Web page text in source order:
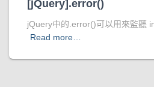
[jQuery].error()
jQuery中的.error()可以用來監聽
Read more…